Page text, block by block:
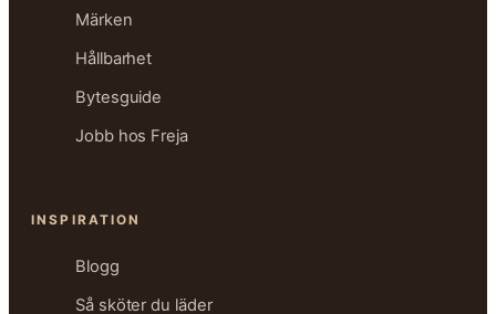
Märken
Hållbarhet
Bytesguide
Jobb hos Freja
INSPIRATION
Blogg
Så sköter du läder